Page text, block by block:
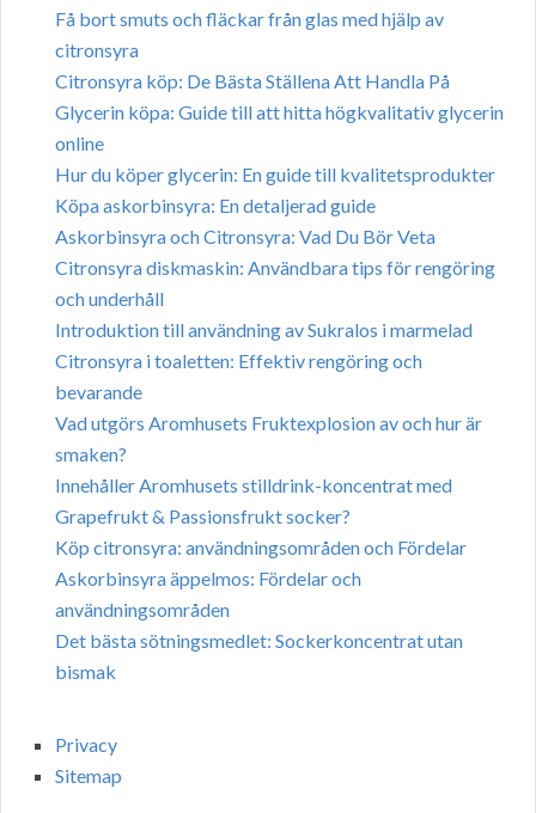
Få bort smuts och fläckar från glas med hjälp av
citronsyra
Citronsyra köp: De Bästa Ställena Att Handla På
Glycerin köpa: Guide till att hitta högkvalitativ glycerin
online
Hur du köper glycerin: En guide till kvalitetsprodukter
Köpa askorbinsyra: En detaljerad guide
Askorbinsyra och Citronsyra: Vad Du Bör Veta
Citronsyra diskmaskin: Användbara tips för rengöring
och underhåll
Introduktion till användning av Sukralos i marmelad
Citronsyra i toaletten: Effektiv rengöring och
bevarande
Vad utgörs Aromhusets Fruktexplosion av och hur är
smaken?
Innehåller Aromhusets stilldrink-koncentrat med
Grapefrukt & Passionsfrukt socker?
Köp citronsyra: användningsområden och Fördelar
Askorbinsyra äppelmos: Fördelar och
användningsområden
Det bästa sötningsmedlet: Sockerkoncentrat utan
bismak
Privacy
Sitemap